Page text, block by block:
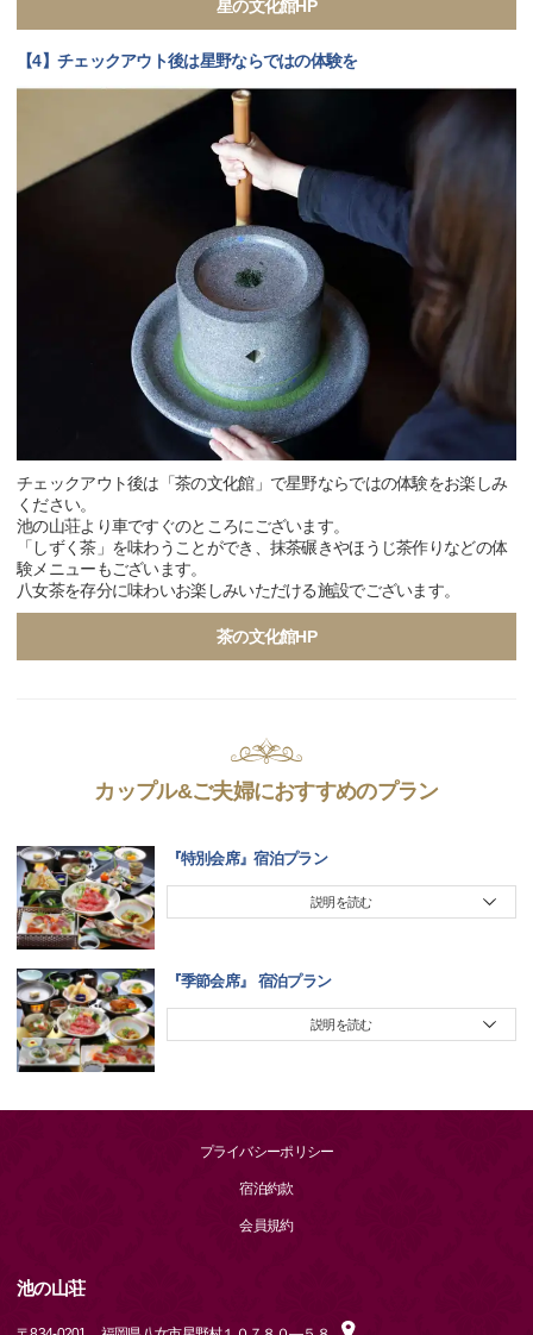
星の文化館HP
【4】チェックアウト後は星野ならではの体験を
チェックアウト後は「茶の文化館」で星野ならではの体験をお楽しみ
ください。
池の山荘より車ですぐのところにございます。
「しずく茶」を味わうことができ、抹茶碾きやほうじ茶作りなどの体
験メニューもございます。
八女茶を存分に味わいお楽しみいただける施設でございます。
茶の文化館HP
カップル&ご夫婦におすすめのプラン
『特別会席』宿泊プラン
説明を読む
『季節会席』 宿泊プラン
説明を読む
プライバシーポリシー
宿泊約款
会員規約
池の山荘